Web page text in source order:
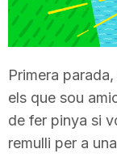
T
a
r
Primera
els que sou
de fer pinya si
remulli per a